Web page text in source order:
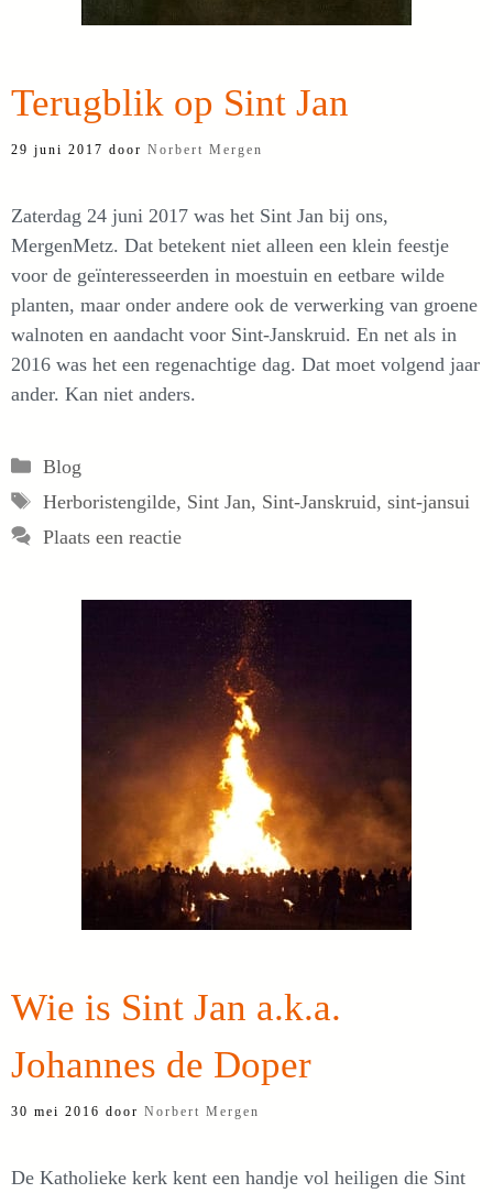
Terugblik op Sint Jan
29 juni 2017 door Norbert Mergen
Zaterdag 24 juni 2017 was het Sint Jan bij ons,
MergenMetz. Dat betekent niet alleen een klein feestje
voor de geïnteresseerden in moestuin en eetbare wilde
planten, maar onder andere ook de verwerking van groene
walnoten en aandacht voor Sint-Janskruid. En net als in
2016 was het een regenachtige dag. Dat moet volgend jaar
ander. Kan niet anders.
Categorieën
Blog
Tags
Herboristengilde, Sint Jan, Sint-Janskruid, sint-jansui
Plaats een reactie
Wie is Sint Jan a.k.a.
Johannes de Doper
30 mei 2016 door Norbert Mergen
De Katholieke kerk kent een handje vol heiligen die Sint